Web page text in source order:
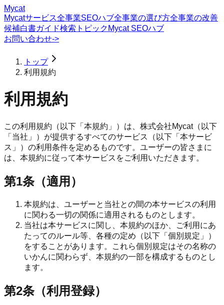
Mycat
Mycatサービス全事業SEOハブ全事業の選び方全事業の改善
候補白書ガイド検索トピック Mycat SEOハブ
お問い合わせ->
トップ
利用規約
利用規約
この利用規約（以下「本規約」）は、株式会社Mycat（以下
「当社」）が提供するすべてのサービス（以下「本サービ
ス」）の利用条件を定めるものです。ユーザーの皆さまに
は、本規約に従って本サービスをご利用いただきます。
第1条（適用）
本規約は、ユーザーと当社との間の本サービスの利用
に関わる一切の関係に適用されるものとします。
当社は本サービスに関し、本規約のほか、ご利用にあ
たってのルール等、各種の定め（以下「個別規定」）
をすることがあります。これら個別規定はその名称の
いかんに関わらず、本規約の一部を構成するものとし
ます。
第2条（利用登録）